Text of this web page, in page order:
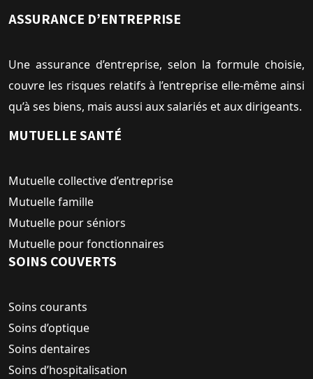
ASSURANCE D’ENTREPRISE
Une assurance d’entreprise, selon la formule choisie,
couvre les risques relatifs à l’entreprise elle-même ainsi
qu’à ses biens, mais aussi aux salariés et aux dirigeants.
MUTUELLE SANTÉ
Mutuelle collective d’entreprise
Mutuelle famille
Mutuelle pour séniors
Mutuelle pour fonctionnaires
SOINS COUVERTS
Soins courants
Soins d’optique
Soins dentaires
Soins d’hospitalisation